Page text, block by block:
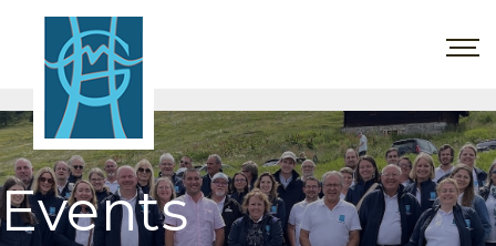
Events